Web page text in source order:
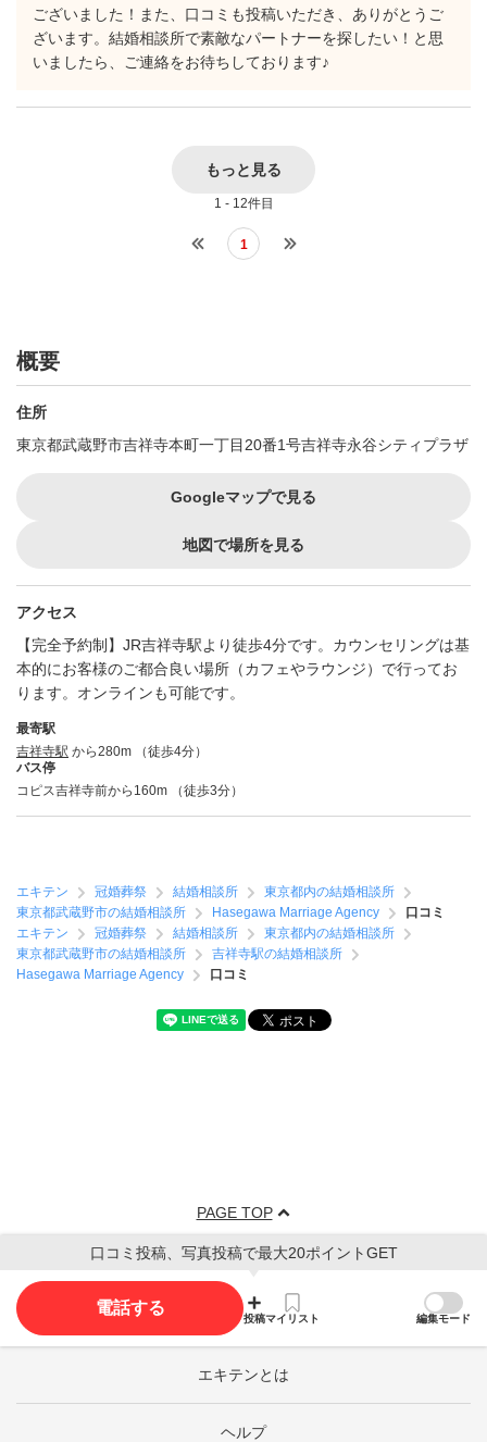
ございました！また、口コミも投稿いただき、ありがとうご
ざいます。結婚相談所で素敵なパートナーを探したい！と思
いましたら、ご連絡をお待ちしております♪
もっと見る
1 - 12件目
1
概要
住所
東京都武蔵野市吉祥寺本町一丁目20番1号吉祥寺永谷シティプラザ
Googleマップで見る
地図で場所を見る
アクセス
【完全予約制】JR吉祥寺駅より徒歩4分です。カウンセリングは基
本的にお客様のご都合良い場所（カフェやラウンジ）で行ってお
ります。オンラインも可能です。
最寄駅
吉祥寺駅 から280m （徒歩4分）
バス停
コピス吉祥寺前から160m （徒歩3分）
エキテン 冠婚葬祭 結婚相談所
東京都内の結婚相談所
東京都武蔵野市の結婚相談所
Hasegawa Marriage Agency
口コミ
エキテン
冠婚葬祭 結婚相談所
東京都内の結婚相談所
東京都武蔵野市の結婚相談所
吉祥寺駅の結婚相談所
Hasegawa Marriage Agency
口コミ
PAGE TOP
口コミ投稿、写真投稿で最大20ポイントGET
電話する
投稿マイリスト 編集モード
エキテンとは
ヘルプ